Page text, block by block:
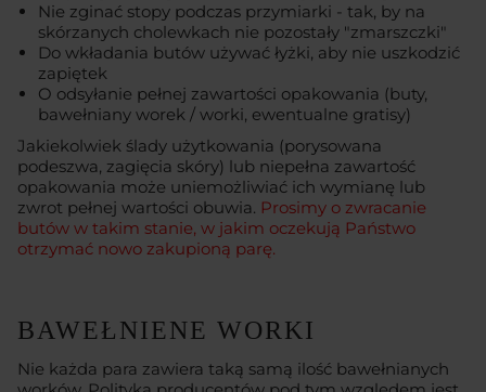
Nie zginać stopy podczas przymiarki - tak, by na
skórzanych cholewkach nie pozostały "zmarszczki"
Do wkładania butów używać łyżki, aby nie uszkodzić
zapiętek
O odsyłanie pełnej zawartości opakowania (buty,
bawełniany worek / worki, ewentualne gratisy)
Jakiekolwiek ślady użytkowania (porysowana
podeszwa, zagięcia skóry) lub niepełna zawartość
opakowania może uniemożliwiać ich wymianę lub
zwrot pełnej wartości obuwia. Prosimy o zwracanie
butów w takim stanie, w jakim oczekują Państwo
otrzymać nowo zakupioną parę.
BAWEŁNIENE WORKI
Nie każda para zawiera taką samą ilość bawełnianych